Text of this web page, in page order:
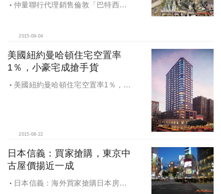
仲量聯行代理銷售倫敦「巴特西電
2015-09-04
美國紐約曼哈頓住宅空置率
1％，小豪宅成搶手貨
美國紐約曼哈頓住宅空置率1％，小
2015-08-22
日本信義：買家搶購，東京中
古屋價揚近一成
日本信義：海外買家搶購日本房